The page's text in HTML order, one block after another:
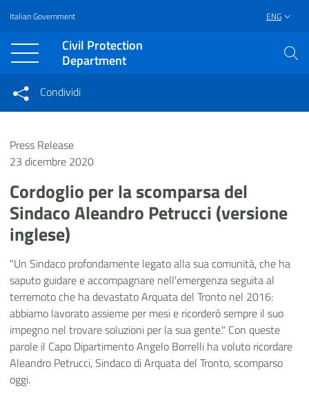
Vai al contenuto principale
Raggiungi il piè di pagina
Italian Government ENG
Civil Protection
Department
Condividi su Facebook
Condividi su LinkedIn
Condividi
Condividi sui social network
Press Release
23 dicembre 2020
Cordoglio per la scomparsa del
Sindaco Aleandro Petrucci (versione
inglese)
"Un Sindaco profondamente legato alla sua comunità, che ha
saputo guidare e accompagnare nell'emergenza seguita al
terremoto che ha devastato Arquata del Tronto nel 2016:
abbiamo lavorato assieme per mesi e ricorderò sempre il suo
impegno nel trovare soluzioni per la sua gente." Con queste
parole il Capo Dipartimento Angelo Borrelli ha voluto ricordare
Aleandro Petrucci, Sindaco di Arquata del Tronto, scomparso
oggi.